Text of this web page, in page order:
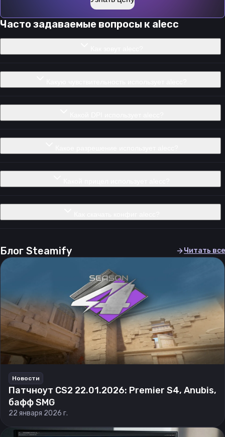
Часто задаваемые вопросы к alecc
Блог Steamify Читать все
Новости
Патчноут CS2 22.01.2026: Premier S4, Anubis,
бафф SMG
22 января 2026 г.